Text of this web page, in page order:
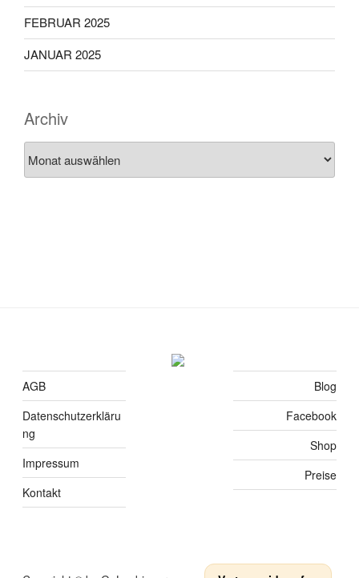
FEBRUAR 2025
JANUAR 2025
Archiv
AGB
Datenschutzerkläru
ng
Impressum
Kontakt
Blog
Facebook
Shop
Preise